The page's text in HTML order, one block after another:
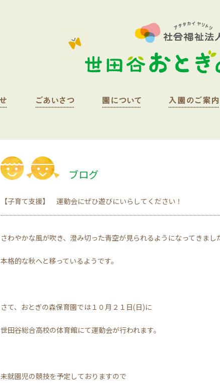
ブログ
【子育て支援】 運動会にぜひ遊びにいらしてください！
さわやかな風が吹き、澄み切った青空が見られるようになってきまし
本格的な秋へと移っているようです。
さて、おとぎの森保育園では１０月２１日(日)に
世田谷総合高校の体育館にて運動会が行われます。
未就園児の競技を予定しておりますので